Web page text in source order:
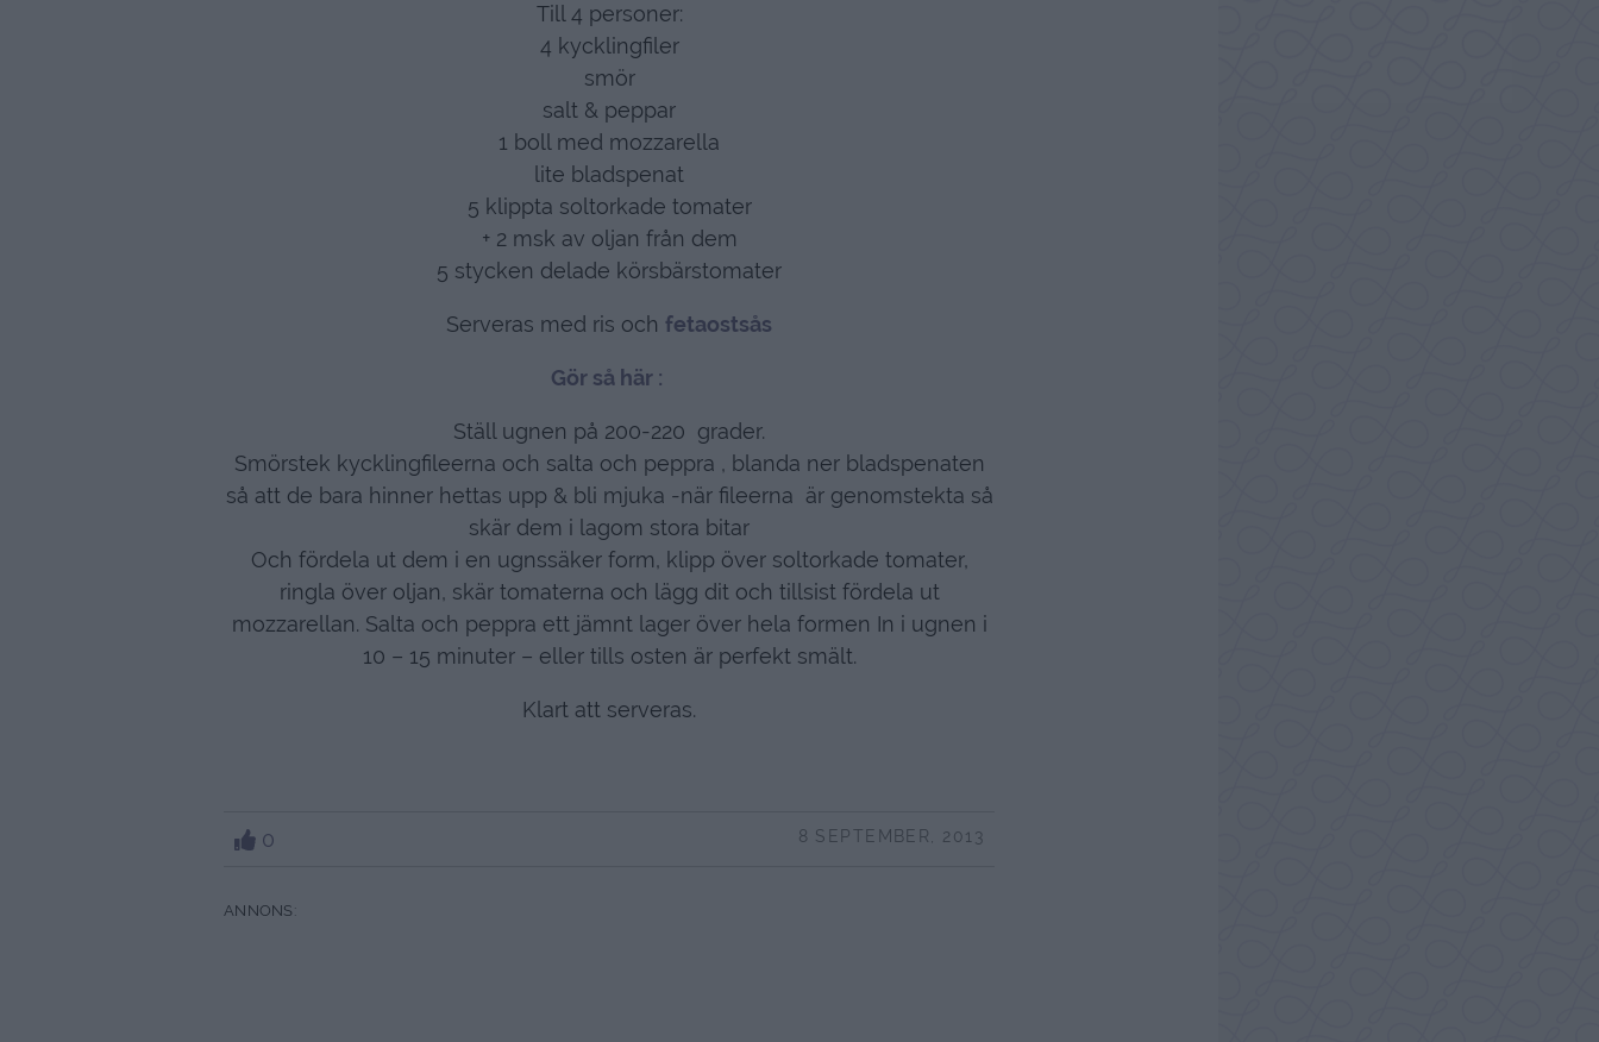
Till 4 personer:
4 kycklingfiler
smör
salt & peppar
1 boll med mozzarella
lite bladspenat
5 klippta soltorkade tomater
+ 2 msk av oljan från dem
5 stycken delade körsbärstomater
Serveras med ris och fetaostsås
Gör så här :
Ställ ugnen på 200-220 grader.
Smörstek kycklingfileerna och salta och peppra , blanda ner bladspenaten
så att de bara hinner hettas upp & bli mjuka -när fileerna är genomstekta så
skär dem i lagom stora bitar
Och fördela ut dem i en ugnssäker form, klipp över soltorkade tomater,
ringla över oljan, skär tomaterna och lägg dit och tillsist fördela ut
mozzarellan. Salta och peppra ett jämnt lager över hela formen In i ugnen i
10 – 15 minuter – eller tills osten är perfekt smält.
Klart att serveras.
0 8 SEPTEMBER, 2013